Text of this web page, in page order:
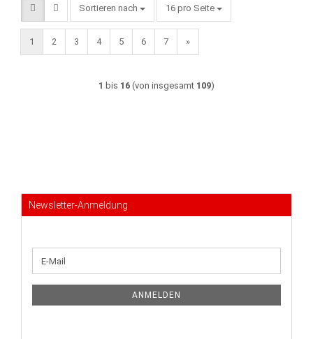
Sortieren nach
Sortieren nach 16 pro Seite
pro Seite
1 2 3 4 5 6 7 »
1 bis 16 (von insgesamt 109)
Newsletter-Anmeldung
ZUR
E-
Mail
ANMELDEN